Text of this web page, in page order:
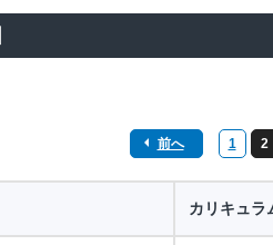
前へ 1 2
カリキュラ